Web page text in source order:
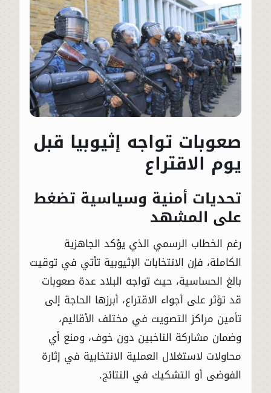
صعوبات تواجه إثيوبيا قبل
يوم الاقتراع
تحديات أمنية وسياسية تضغط
على المشهد
رغم الخطاب الرسمي الذي يؤكد الجاهزية
الكاملة، فإن الانتخابات الإثيوبية تأتي في توقيت
بالغ الحساسية، حيث تواجه البلاد عدة صعوبات
قد تؤثر على أجواء الاقتراع، أبرزها الحاجة إلى
تأمين مراكز التصويت في مختلف الأقاليم،
وضمان مشاركة الناخبين دون خوف، ومنع أي
محاولات لاستغلال العملية الانتخابية في إثارة
الفوضى أو التشكيك في النتائج.